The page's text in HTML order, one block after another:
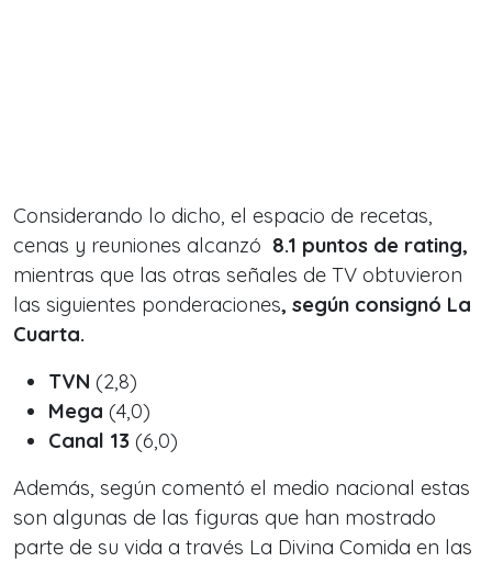
Considerando lo dicho, el espacio de recetas,
cenas y reuniones alcanzó 8.1 puntos de rating,
mientras que las otras señales de TV obtuvieron
las siguientes ponderaciones, según consignó La
Cuarta.
TVN (2,8)
Mega (4,0)
Canal 13 (6,0)
Además, según comentó el medio nacional estas
son algunas de las figuras que han mostrado
parte de su vida a través La Divina Comida en las